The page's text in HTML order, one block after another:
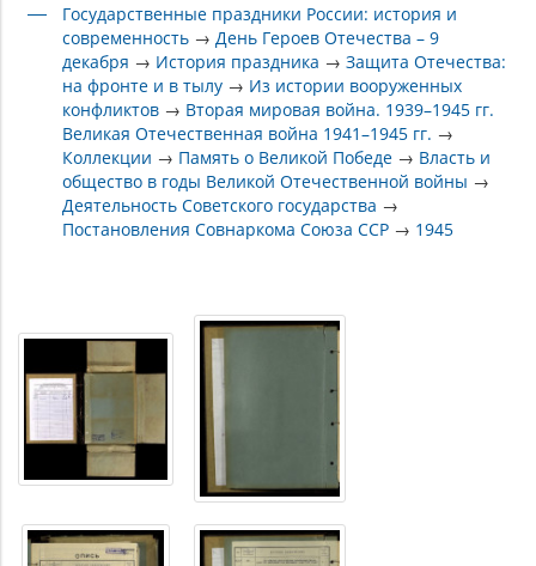
Государственные праздники России: история и
современность →День Героев Отечества – 9
декабря → История праздника →Защита Отечества:
на фронте и в тылу → Из истории вооруженных
конфликтов → Вторая мировая война. 1939–1945 гг.
Великая Отечественная война 1941–1945 гг. →
Коллекции → Память о Великой Победе → Власть и
общество в годы Великой Отечественной войны →
Деятельность Советского государства →
Постановления Совнаркома Союза ССР → 1945